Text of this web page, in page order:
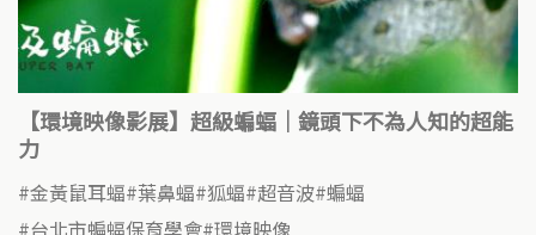
【環境映像影展】超級蝙蝠｜鏡頭下不為人知的超能
力
金黃鼠耳蝠 葉鼻蝠 狐蝠 超音波 蝙蝠